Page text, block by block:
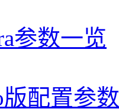
参数一览
配置参数